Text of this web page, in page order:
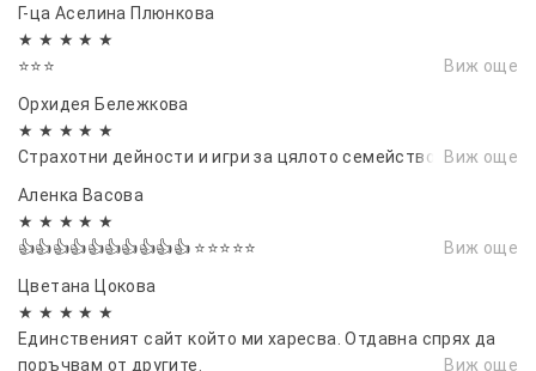
Г-ца Аселина Плюнкова
★ ★ ★ ★ ★
⭐⭐⭐
Виж още
Орхидея Бележкова
★ ★ ★ ★ ★
Страхотни дейности и игри за цялото семейство!
Виж още
Аленка Васовa
★ ★ ★ ★ ★
👍👍👍👍👍👍👍👍👍👍 ⭐⭐⭐⭐⭐
Виж още
Цветана Цокова
★ ★ ★ ★ ★
Единственият сайт който ми харесва. Отдавна спрях да
поръчвам от другите.
Виж още